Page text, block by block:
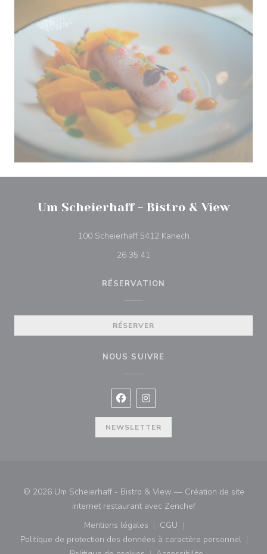
Um Scheierhaff - Bistro & View
100 Scheierhaff 5412 Kanech((ouvre une
26 35 41
RÉSERVATION
RÉSERVER
NOUS SUIVRE
Facebook ((ouvre une nouvelle
Instagram ((ouvre une
NEWSLETTER
© 2026 Um Scheierhaff - Bistro & View — Création de site
internet restaurant avec Zenchef((ouvre une
Mentions légales
((ouvre une nouvelle fenêtre))
CGU
((ouvre une nouvelle
Politique de protection des données à caractère personnel
((ouvre une nouvelle fenêtre))